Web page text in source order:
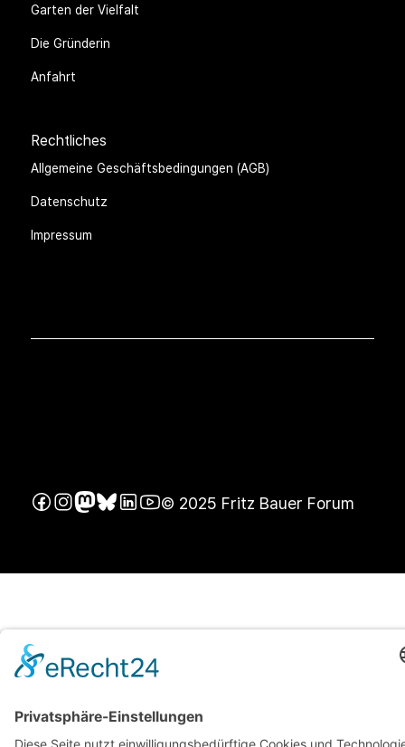
Garten der Vielfalt
Die Gründerin
Anfahrt
Rechtliches
Allgemeine Geschäftsbedingungen (AGB)
Datenschutz
Impressum
© 2025 Fritz Bauer Forum